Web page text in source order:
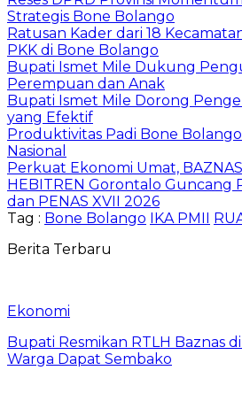
Strategis Bone Bolango
Ratusan Kader dari 18
PKK di Bone Bolango
Bupati Ismet Mile Dukung
Perempuan dan Anak
Bupati Ismet Mile Dorong
yang Efektif
Produktivitas Padi Bone
Nasional
Perkuat Ekonomi Umat,
HEBITREN Gorontalo Guncang
dan PENAS XVII 2026
Tag : Bone Bolango IKA PMII
Berita Terbaru
Ekonomi
Bupati Resmikan RTLH Baznas
Warga Dapat Sembako